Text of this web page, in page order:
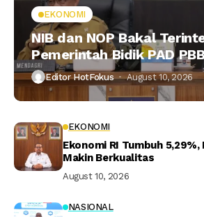
EKONOMI
NIB dan NOP Bakal
Pemerintah Bidik PAD
Editor HotFokus August 10, 2026
EKONOMI
Ekonomi RI Tumbuh
Makin Berkualitas
August 10, 2026
NASIONAL